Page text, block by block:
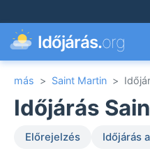
Időjárás.org
más > Saint Martin >
Időjárás
Előrejelzés Időjárás